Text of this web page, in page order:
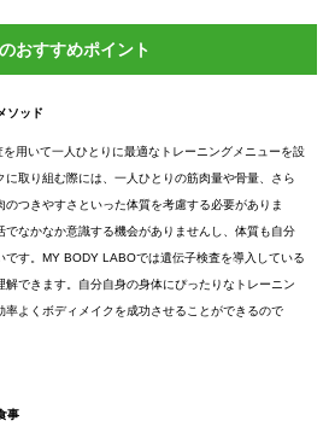
おすすめポイント
ソッド
用いて一人ひとりに最適なトレーニングメニューを設
取り組む際には、一人ひとりの筋肉量や骨量、さら
つきやすさといった体質を考慮する必要がありま
なかなか意識する機会がありませんし、体質も自分
です。MY BODY LABOでは遺伝子検査を導入している
できます。自分自身の身体にぴったりなトレーニン
率よくボディメイクを成功させることができるので
事